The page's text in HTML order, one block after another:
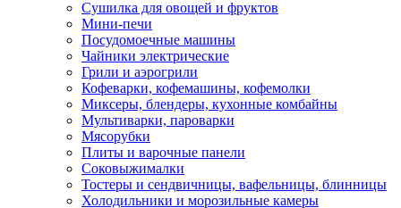
Сушилка для овощей и фруктов
Мини-печи
Посудомоечные машины
Чайники электрические
Грили и аэрогрили
Кофеварки, кофемашины, кофемолки
Миксеры, блендеры, кухонные комбайны
Мультиварки, пароварки
Мясорубки
Плиты и варочные панели
Соковыжималки
Тостеры и сендвичницы, вафельницы, блинницы
Холодильники и морозильные камеры